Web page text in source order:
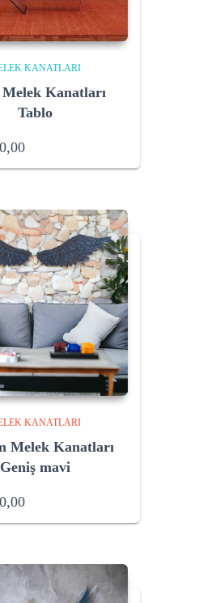
KANATLARI
Melek Kanatları
Tablo
KANATLARI
Melek Kanatları
Geniş mavi